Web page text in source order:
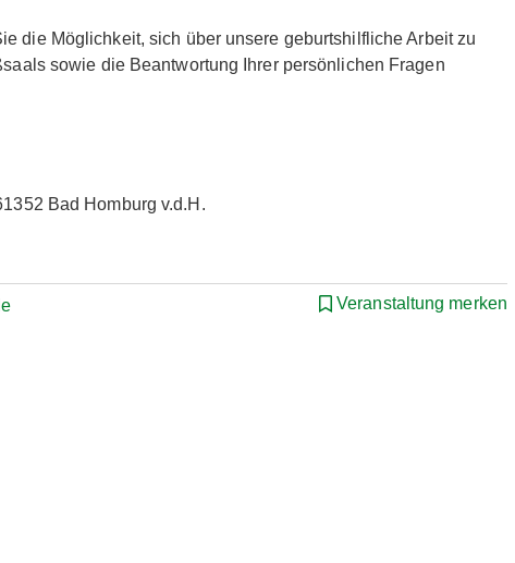
die Möglichkeit, sich über unsere geburtshilfliche Arbeit zu
sowie die Beantwortung Ihrer persönlichen Fragen
Bad Homburg v.d.H.
Veranstaltung merken